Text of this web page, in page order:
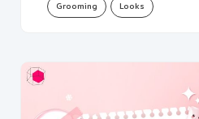
Grooming Looks